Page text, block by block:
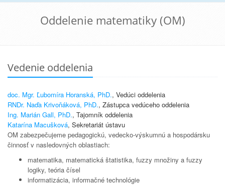
Oddelenie matematiky (OM)
Vedenie oddelenia
doc. Mgr. Ľubomíra Horanská, PhD., Vedúci oddelenia
RNDr. Naďa Krivoňáková, PhD., Zástupca vedúceho oddelenia
Ing. Marián Gall, PhD., Tajomník oddelenia
Katarína Macušková, Sekretariát ústavu
OM zabezpečujeme pedagogickú, vedecko-výskumnú a hospodársku
činnosť v nasledovných oblastiach:
matematika, matematická štatistika, fuzzy množiny a fuzzy
logiky, teória čísel
informatizácia, informačné technológie